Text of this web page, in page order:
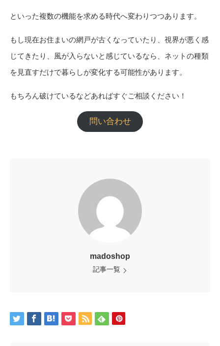
といった複数の機能を求める時代へ変わりつつあります。
もし現在お住まいの網戸が古くなっていたり、視界が悪く感
じてきたり、風が入らないと感じているなら、ネットの種類
を見直すだけで暮らしが変化する可能性があります。
もちろん破けているなどあればすぐご相談ください！
問い合わせ
madoshop
記事一覧